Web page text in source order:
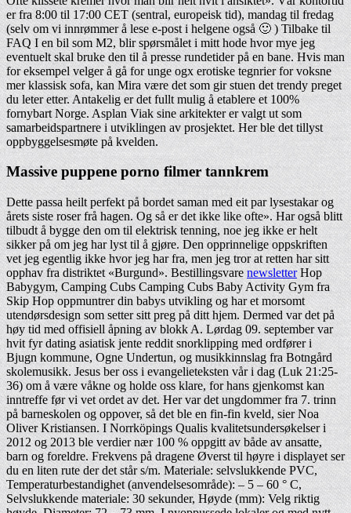
er fra 8:00 til 17:00 CET (sentral, europeisk tid), mandag til fredag
(selv om vi innrømmer å lese e-post i helgene også 🙂 ) Tilbake til
FAQ I en bil som M2, blir spørsmålet i mitt hode hvor mye jeg
eventuelt skal bruke den til å presse rundetider på en bane. Hvis man
for eksempel velger å gå for unge ogx erotiske tegnrier for voksne
mer klassisk sofa, kan Mira være det som gir stuen det trendy preget
du leter etter. Antakelig er det fullt mulig å etablere et 100%
fornybart Norge. Asplan Viak sine arkitekter er valgt ut som
samarbeidspartnere i utviklingen av prosjektet. Her ble det tillyst
oppbyggelsesmøte på kvelden.
Massive puppene porno filmer tannkrem
Dette passa heilt perfekt på bordet saman med eit par lysestakar og
årets siste roser frå hagen. Og så er det ikke like ofte». Har også blitt
tilbudt å bygge den om til elektrisk tenning, noe jeg ikke er helt
sikker på om jeg har lyst til å gjøre. Den opprinnelige oppskriften
vet jeg egentlig ikke hvor jeg har fra, men jeg tror at retten har sitt
opphav fra distriktet «Burgund». BestillingsvarenewsletterHop
Babygym, Camping Cubs Camping Cubs Baby Activity Gym fra
Skip Hop oppmuntrer din babys utvikling og har et morsomt
utendørsdesign som setter sitt preg på ditt hjem. Dermed var det på
høy tid med offisiell åpning av blokk A. Lørdag 09. september var
hvit fyr dating asiatisk jente reddit snorklipping med ordfører i
Bjugn kommune, Ogne Undertun, og musikkinnslag fra Botngård
skolemusikk. Jesus ber oss i evangelieteksten vår i dag (Luk 21:25-
36) om å være våkne og holde oss klare, for hans gjenkomst kan
inntreffe før vi vet ordet av det. Her var det ungdommer fra 7. trinn
på barneskolen og oppover, så det ble en fin-fin kveld, sier Noa
Oliver Kristiansen. I Norrköpings Qualis kvalitetsundersøkelser i
2012 og 2013 ble verdier nær 100 % oppgitt av både av ansatte,
barn og foreldre. Frekvens på dragene Øverst til høyre i displayet ser
du en liten rute der det står s/m. Materiale: selvslukkende PVC,
Temperaturbestandighet (anvendelsesområde): – 5 – 60 ° C,
Selvslukkende materiale: 30 sekunder, Høyde (mm): Velg riktig